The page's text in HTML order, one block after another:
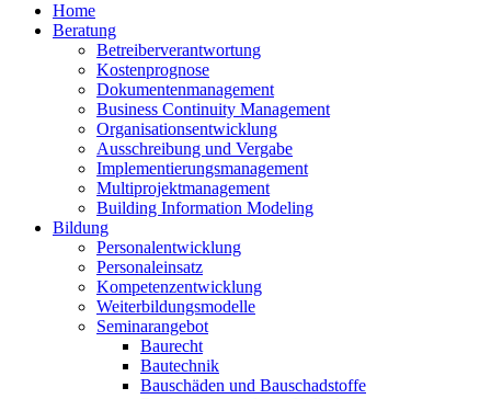
Home
Beratung
Betreiberverantwortung
Kostenprognose
Dokumentenmanagement
Business Continuity Management
Organisationsentwicklung
Ausschreibung und Vergabe
Implementierungsmanagement
Multiprojektmanagement
Building Information Modeling
Bildung
Personalentwicklung
Personaleinsatz
Kompetenzentwicklung
Weiterbildungsmodelle
Seminarangebot
Baurecht
Bautechnik
Bauschäden und Bauschadstoffe